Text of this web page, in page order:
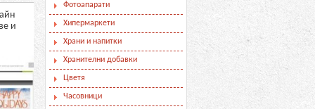
и
Онлайн магазин за мебели
Оригинални тениски,
блузи и аксесоари -
Clothink
Фотоапарати
Хипермаркети
Храни и напитки
Хранителни добавки
Цветя
Часовници